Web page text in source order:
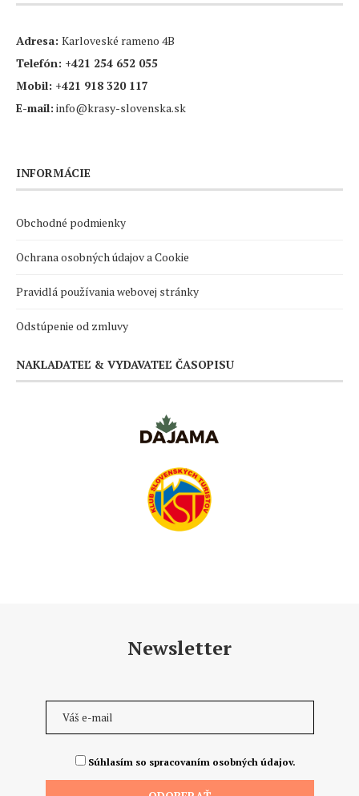
Adresa: Karloveské rameno 4B
Telefón: +421 254 652 055
Mobil: +421 918 320 117
E-mail: info@krasy-slovenska.sk
INFORMÁCIE
Obchodné podmienky
Ochrana osobných údajov a Cookie
Pravidlá používania webovej stránky
Odstúpenie od zmluvy
NAKLADATEĽ & VYDAVATEĽ ČASOPISU
Newsletter
Súhlasím so spracovaním osobných údajov.